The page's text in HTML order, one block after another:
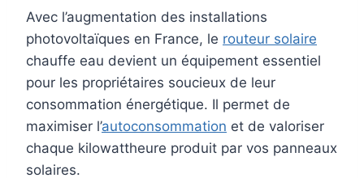
Avec l’augmentation des installations
photovoltaïques en France, le routeur solaire
chauffe eau devient un équipement essentiel
pour les propriétaires soucieux de leur
consommation énergétique. Il permet de
maximiser l’autoconsommation et de valoriser
chaque kilowattheure produit par vos panneaux
solaires.